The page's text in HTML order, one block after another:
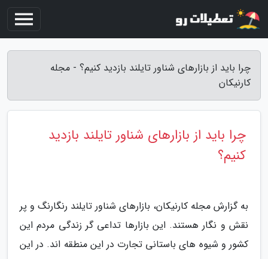
چرا باید از بازارهای شناور تایلند بازدید کنیم؟ - مجله
کارنیکان
چرا باید از بازارهای شناور تایلند بازدید
کنیم؟
به گزارش مجله کارنیکان، بازارهای شناور تایلند رنگارنگ و پر
نقش و نگار هستند. این بازارها تداعی گر زندگی مردم این
کشور و شیوه های باستانی تجارت در این منطقه اند. در این